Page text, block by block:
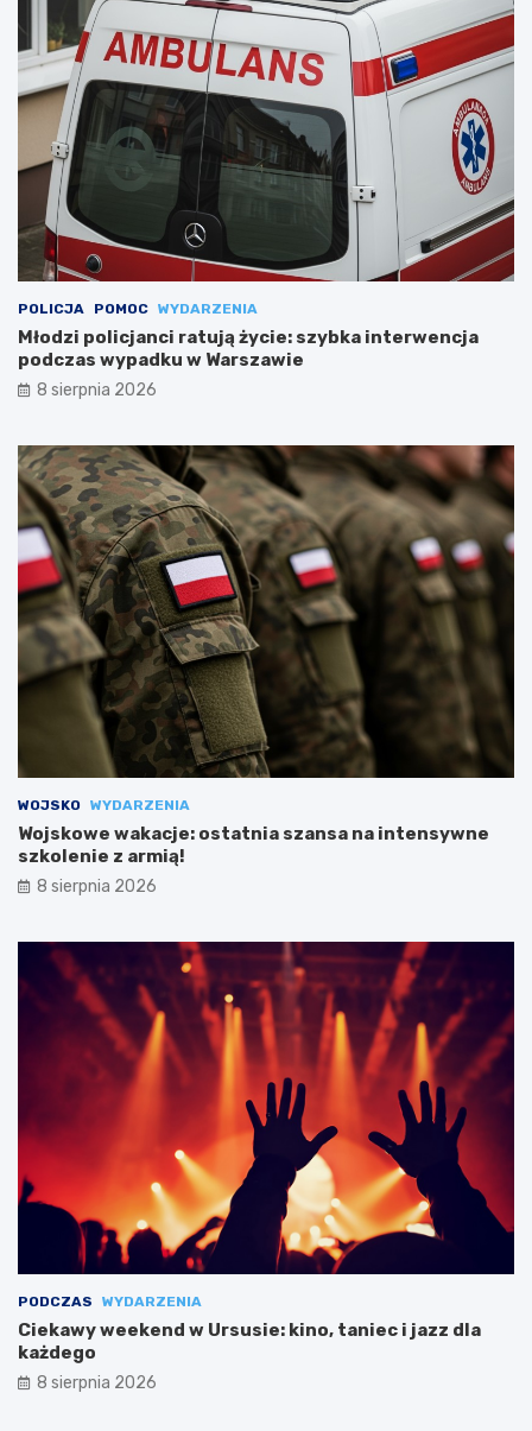
POLICJA POMOC WYDARZENIA
Młodzi policjanci ratują życie: szybka interwencja
podczas wypadku w Warszawie
8 sierpnia 2026
WOJSKO WYDARZENIA
Wojskowe wakacje: ostatnia szansa na intensywne
szkolenie z armią!
8 sierpnia 2026
PODCZAS WYDARZENIA
Ciekawy weekend w Ursusie: kino, taniec i jazz dla
każdego
8 sierpnia 2026